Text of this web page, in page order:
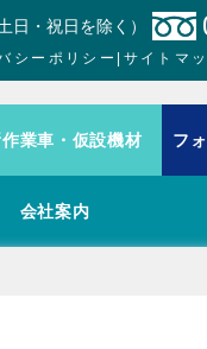
日・祝日を除く）
シーポリシー サイトマ
業車・仮設機材 フ
会社案内